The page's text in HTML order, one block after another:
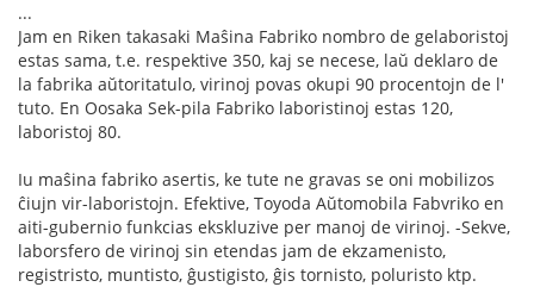
...
Jam en Riken takasaki Maŝina Fabriko nombro de gelaboristoj
estas sama, t.e. respektive 350, kaj se necese, laŭ deklaro de
la fabrika aŭtoritatulo, virinoj povas okupi 90 procentojn de l'
tuto. En Oosaka Sek-pila Fabriko laboristinoj estas 120,
laboristoj 80.
Iu maŝina fabriko asertis, ke tute ne gravas se oni mobilizos
ĉiujn vir-laboristojn. Efektive, Toyoda Aŭtomobila Fabvriko en
aiti-gubernio funkcias ekskluzive per manoj de virinoj. -Sekve,
laborsfero de virinoj sin etendas jam de ekzamenisto,
registristo, muntisto, ĝustigisto, ĝis tornisto, poluristo ktp.